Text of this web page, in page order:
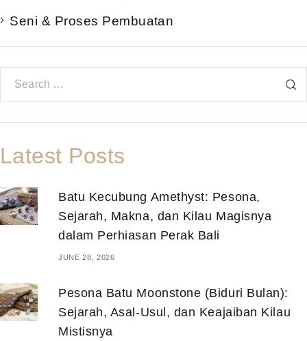
Seni & Proses Pembuatan
Latest Posts
Batu Kecubung Amethyst: Pesona,
Sejarah, Makna, dan Kilau Magisnya
dalam Perhiasan Perak Bali
JUNE 28, 2026
Pesona Batu Moonstone (Biduri Bulan):
Sejarah, Asal-Usul, dan Keajaiban Kilau
Mistisnya